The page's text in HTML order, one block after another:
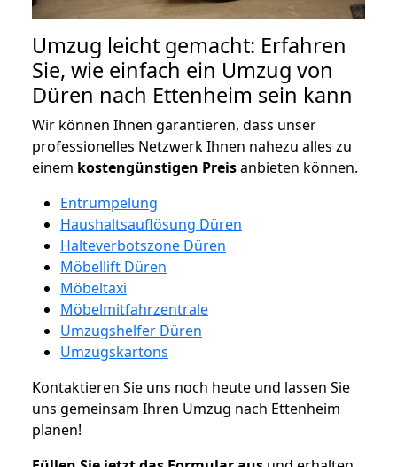
Umzug leicht gemacht: Erfahren
Sie, wie einfach ein Umzug von
Düren nach Ettenheim sein kann
Wir können Ihnen garantieren, dass unser
professionelles Netzwerk Ihnen nahezu alles zu
einem kostengünstigen Preisanbieten können.
Entrümpelung
Haushaltsauflösung Düren
Halteverbotszone Düren
Möbellift Düren
Möbeltaxi
Möbelmitfahrzentrale
Umzugshelfer Düren
Umzugskartons
Kontaktieren Sie uns noch heute und lassen Sie
uns gemeinsam Ihren Umzug nach Ettenheim
planen!